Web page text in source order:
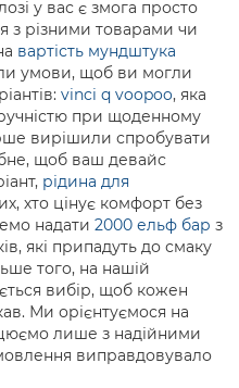
у вас є змога просто
з різними товарами чи
вартість мундштука
умови, щоб ви могли
vinci q voopoo, яка
при щоденному
вирішили спробувати
щоб ваш девайс
рідина для
хто цінує комфорт без
надати 2000 ельф бар з
які припадуть до смаку
того, на нашій
вибір, щоб кожен
Ми орієнтуємося на
лише з надійними
виправдовувало